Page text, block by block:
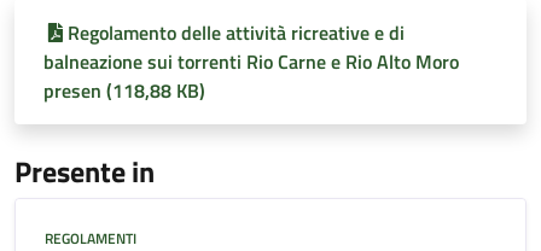
Regolamento delle attività ricreative e di
balneazione sui torrenti Rio Carne e Rio Alto Moro
presen (118,88 KB)
Presente in
REGOLAMENTI